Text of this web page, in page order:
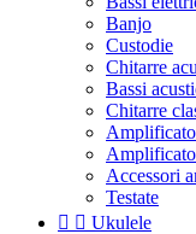
Banjo
Custodie
Chitarre
Bassi
Chitarre
Accessori
Testate
  Ukulele